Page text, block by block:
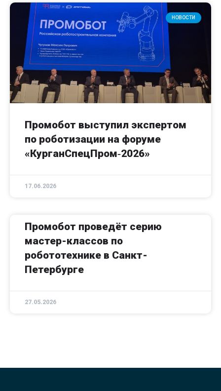
НОВОСТИ
Промобот выступил экспертом
по роботизации на форуме
«КурганСпецПром‑2026»
17.06.2026
Промобот проведёт серию
мастер-классов по
робототехнике в Санкт-
Петербурге
27.05.2026